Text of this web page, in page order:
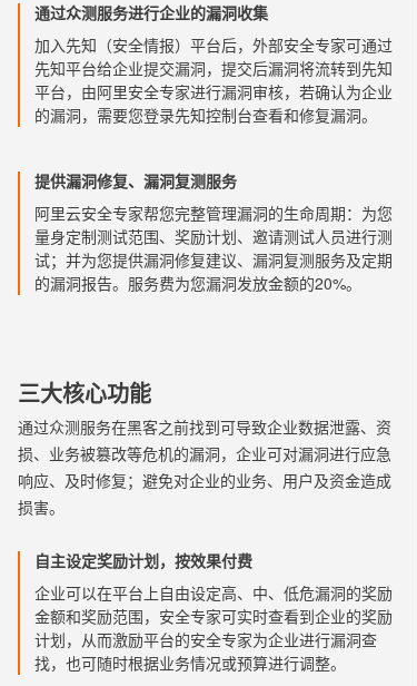
通过众测服务进行企业的漏洞收集
加入先知（安全情报）平台后，外部安全专家可通过
先知平台给企业提交漏洞，提交后漏洞将流转到先知
平台，由阿里安全专家进行漏洞审核，若确认为企业
的漏洞，需要您登录先知控制台查看和修复漏洞。
提供漏洞修复、漏洞复测服务
阿里云安全专家帮您完整管理漏洞的生命周期：为您
量身定制测试范围、奖励计划、邀请测试人员进行测
试；并为您提供漏洞修复建议、漏洞复测服务及定期
的漏洞报告。服务费为您漏洞发放金额的20%。
三大核心功能
通过众测服务在黑客之前找到可导致企业数据泄露、资
损、业务被篡改等危机的漏洞，企业可对漏洞进行应急
响应、及时修复；避免对企业的业务、用户及资金造成
损害。
自主设定奖励计划，按效果付费
企业可以在平台上自由设定高、中、低危漏洞的奖励
金额和奖励范围，安全专家可实时查看到企业的奖励
计划，从而激励平台的安全专家为企业进行漏洞查
找，也可随时根据业务情况或预算进行调整。